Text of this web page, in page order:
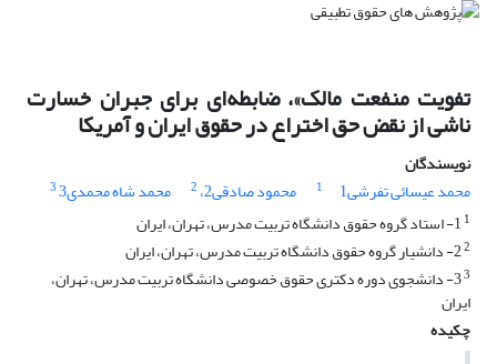
تفویت منفعت مالک»، ضابطه‌ای برای جبران خسارت
ناشی از نقض حق اختراع در حقوق ایران و آمریکا
نویسندگان
محمد عیسائی تفرشی1
1 محمود صادقی2، 2 محمد شاه محمدی3 3
1
2
3 3- دانشجوی دوره دکتری حقوق خصوصی دانشگاه تربیت مدرس، تهران،
ایران
چکیده